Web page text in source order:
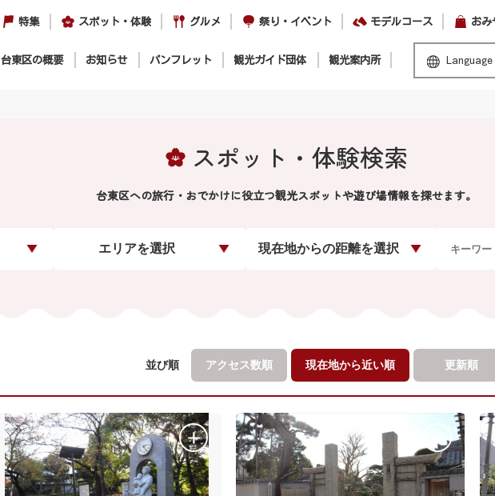
特集 スポット・体験 グルメ 祭り・イベント モデルコース おみ
台東区の概要 お知らせ パンフレット 観光ガイド団体 観光案内所 Language
スポット・体験検索
台東区への旅行・おでかけに役立つ観光スポットや遊び場情報を探せます。
エリアを選択 現在地からの距離を選択
並び順 アクセス数順 現在地から近い順 更新順